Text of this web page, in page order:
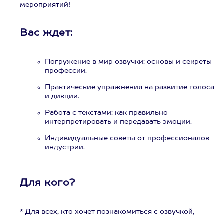
мероприятий!
Вас ждет:
Погружение в мир озвучки: основы и секреты
профессии.
Практические упражнения на развитие голоса
и дикции.
Работа с текстами: как правильно
интерпретировать и передавать эмоции.
Индивидуальные советы от профессионалов
индустрии.
Для кого?
* Для всех, кто хочет познакомиться с озвучкой,